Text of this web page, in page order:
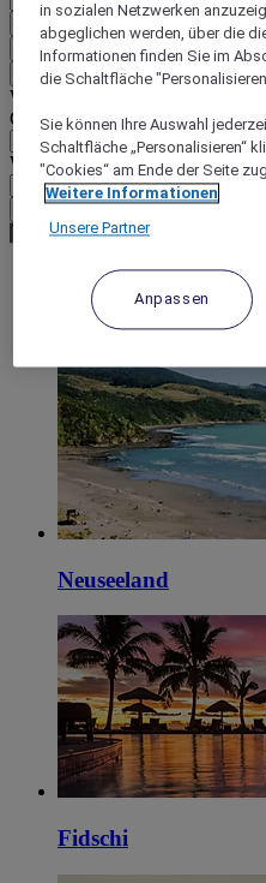
Mein Land und meine Sprache
EUR (€)
Zurück
Währung unten auswählen
Geografische Zone
Währung
Meine Währung bestätigen
World
Australia Pacific
Neuseeland
Fidschi
in sozialen Netzwerken
abgeglichen werden, über die
Informationen finden Sie im
die Schaltfläche
Sie können Ihre Auswahl
Schaltfläche „Personalisieren“
"Cookies“ am Ende der Seite
Weitere Informationen
Unsere Partner
Anpassen